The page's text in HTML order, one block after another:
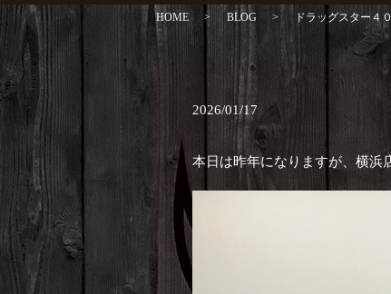
HOME BLOG ドラッグスター
2026/01/17
本日は昨年になりますが、横浜